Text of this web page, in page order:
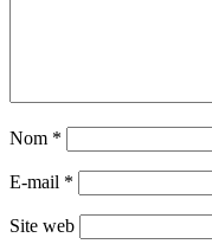
Nom *
E-mail *
Site web